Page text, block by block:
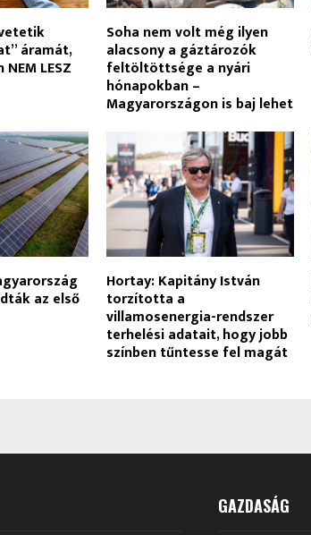
áramát,
LESZ
Soha nem volt még ilyen
alacsony a gáztározók
feltöltöttsége a nyári
hónapokban –
Magyarországon is baj lehet
az első
Hortay: Kapitány István
torzította a
villamosenergia-rendszer
terhelési adatait, hogy jobb
színben tűntesse fel magát
GAZDASÁG